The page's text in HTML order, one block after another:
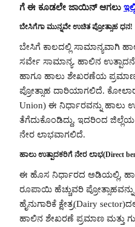
ಗೆ ಈ ಕೂಡಲೇ ಜಾಯಿನ್ ಆಗಲು
ಬೇಸಿಗೆಗಾ ಮುನ್ನವೇ ಉಚಿತ ಪ್ರೋತ್ಸಾಹ ಧನ!
ಬೇಸಿಗೆ ಕಾಲದಲ್ಲಿ ಸಾಮಾನ್ಯವಾಗಿ
ಸರ್ವೇ ಸಾಮಾನ್ಯ. ಹಾಲಿನ
ಹಾಗೂ ಹಾಲು ಶೇಖರಣೆಯ
ಪ್ರೋತ್ಸಾಹ ದಾರಿಯಾಗಲಿದೆ.
Union) ಈ ನಿರ್ಧಾರವನ್ನು ಹಾಲು
ತೆಗೆದುಕೊಂಡಿದ್ದು, ಇದರಿಂದ ಜಿಲ್ಲೆಯ
ನೇರ ಲಾಭವಾಗಲಿದೆ.
ಹಾಲು ಉತ್ಪಾದಕರಿಗೆ ನೇರ ಲಾಭ(Direct
ಈ ಹೊಸ ನಿರ್ಧಾರದ ಅಡಿಯಲ್ಲಿ,
ರೂಪಾಯಿ ಹೆಚ್ಚುವರಿ
ಹೈನುಗಾರಿಕೆ ಕ್ಷೇತ್ರ(Dairy
ಹಾಲಿನ ಶೇಖರಣೆ ಪ್ರಮಾಣ ಮತ್ತು